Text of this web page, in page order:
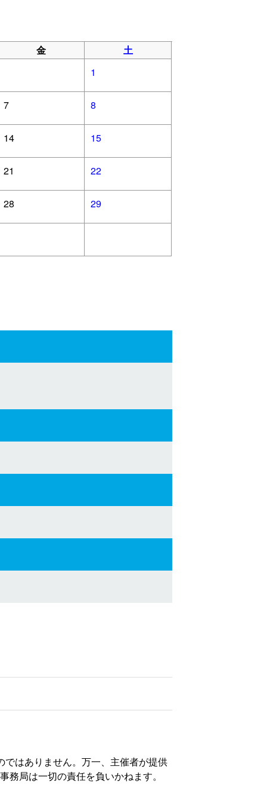
金
土
1
7 8
14 15
21 22
28 29
はありません。万一、主催者が提供
局は一切の責任を負いかねます。